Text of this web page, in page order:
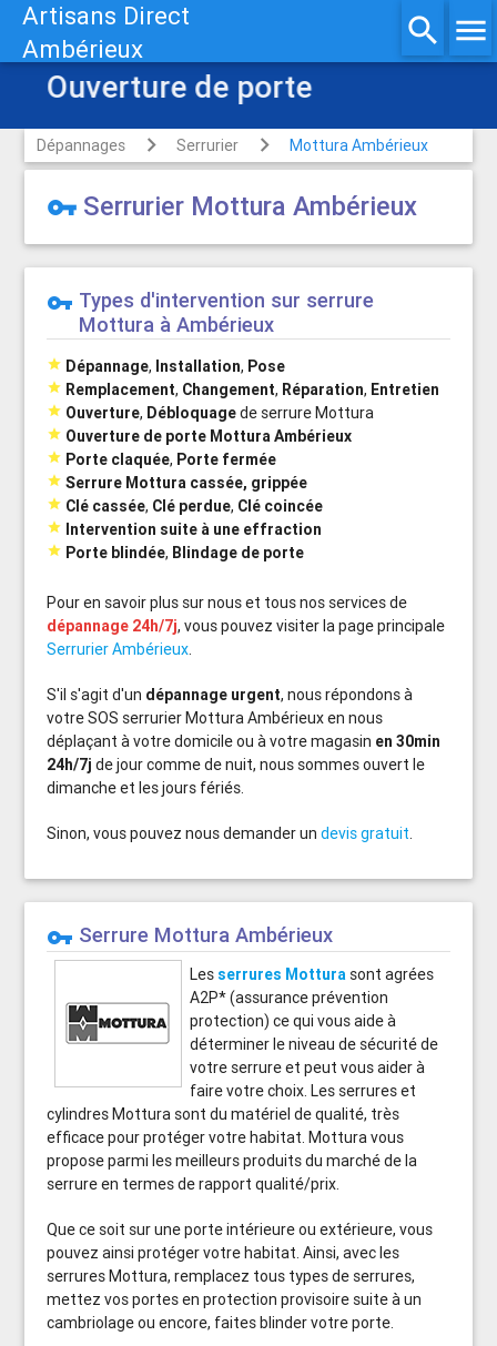
Artisans Direct
Ambérieux
search menu
Ouverture de porte
Dépannages Serrurier Mottura Ambérieux
vpn_key Serrurier Mottura Ambérieux
vpn_key Types d'intervention sur serrure
Mottura à Ambérieux
 Dépannage, Installation, Pose
 Remplacement, Changement, Réparation, Entretien
 Ouverture, Débloquagede serrure Mottura
 Ouverture de porte Mottura Ambérieux
 Porte claquée, Porte fermée
 Serrure Mottura cassée, grippée
 Clé cassée, Clé perdue, Clé coincée
 Intervention suite à une effraction
 Porte blindée, Blindage de porte
Pour en savoir plus sur nous et tous nos services de
dépannage 24h/7j, vous pouvez visiter la page principale
Serrurier Ambérieux.
S'il s'agit d'un dépannage urgent, nous répondons à
votre SOS serrurier Mottura Ambérieux en nous
déplaçant à votre domicile ou à votre magasin en 30min
24h/7j de jour comme de nuit, nous sommes ouvert le
dimanche et les jours fériés.
Sinon, vous pouvez nous demander undevis gratuit.
vpn_key Serrure Mottura Ambérieux
Lesserrures Mottura sont agrées
A2P* (assurance prévention
protection) ce qui vous aide à
déterminer le niveau de sécurité de
votre serrure et peut vous aider à
faire votre choix. Les serrures et
cylindres Mottura sont du matériel de qualité, très
efficace pour protéger votre habitat. Mottura vous
propose parmi les meilleurs produits du marché de la
serrure en termes de rapport qualité/prix.
Que ce soit sur une porte intérieure ou extérieure, vous
pouvez ainsi protéger votre habitat. Ainsi, avec les
serrures Mottura, remplacez tous types de serrures,
mettez vos portes en protection provisoire suite à un
cambriolage ou encore, faites blinder votre porte.